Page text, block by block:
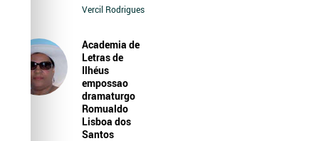
Vercil Rodrigues
Academia de
Letras de
Ilhéus
empossao
dramaturgo
Romualdo
Lisboa dos
Santos